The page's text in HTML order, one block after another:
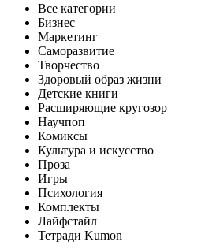
Все категории
Бизнес
Маркетинг
Саморазвитие
Творчество
Здоровый образ жизни
Детские книги
Расширяющие кругозор
Научпоп
Комиксы
Культура и искусство
Проза
Игры
Психология
Комплекты
Лайфстайл
Тетради Kumon